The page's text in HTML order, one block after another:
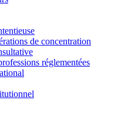
de concentration
réglementées